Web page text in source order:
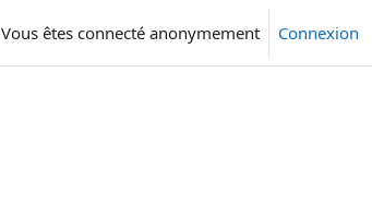
Vous êtes connecté anonymement Connexion